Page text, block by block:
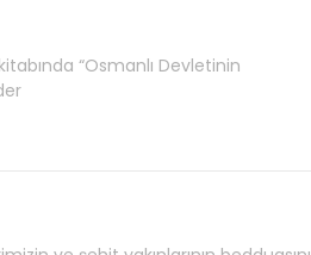
“Osmanlı Devletinin